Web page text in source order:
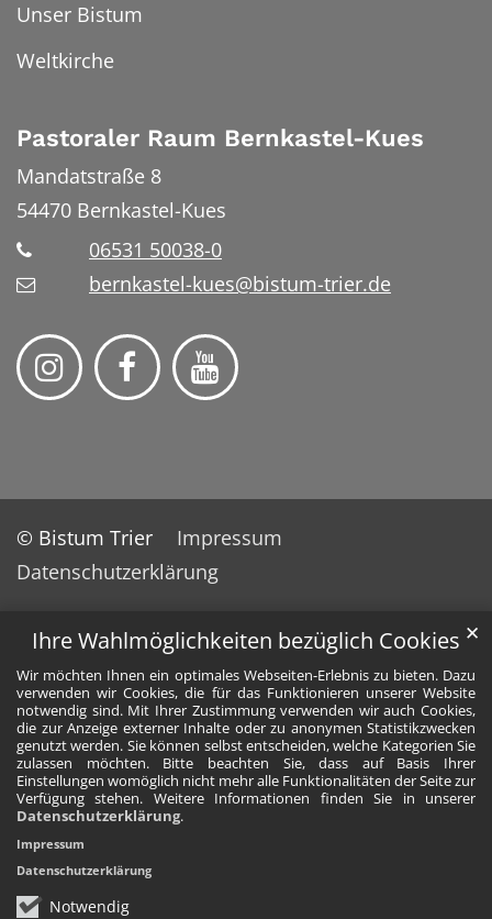
Ihre Wahlmöglichkeiten bezüglich Cookies
Wir möchten Ihnen ein optimales Webseiten-Erlebnis zu bieten. Dazu
verwenden wir Cookies, die für das Funktionieren unserer Website
notwendig sind. Mit Ihrer Zustimmung verwenden wir auch Cookies,
die zur Anzeige externer Inhalte oder zu anonymen Statistikzwecken
genutzt werden. Sie können selbst entscheiden, welche Kategorien Sie
zulassen möchten. Bitte beachten Sie, dass auf Basis Ihrer
Einstellungen womöglich nicht mehr alle Funktionalitäten der Seite zur
Verfügung stehen. Weitere Informationen finden Sie in unserer
Datenschutzerklärung.
Notwendig
✕
Impressum
Datenschutzerklärung
Unser Bistum
Weltkirche
Pastoraler Raum Bernkastel-Kues
Mandatstraße 8
54470 Bernkastel-Kues
06531 50038-0
bernkastel-kues@bistum-trier.de
© Bistum Trier
Impressum
Datenschutzerklärung